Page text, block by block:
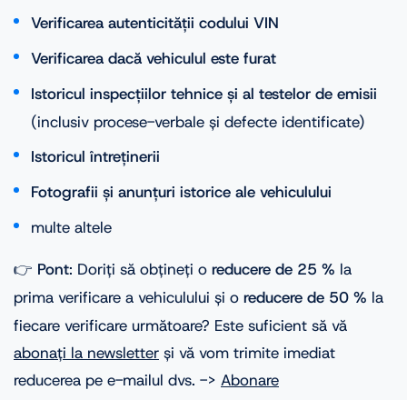
Verificarea autenticității codului VIN
Verificarea dacă vehiculul este furat
Istoricul inspecțiilor tehnice și al testelor de emisii
(inclusiv procese-verbale și defecte identificate)
Istoricul întreținerii
Fotografii și anunțuri istorice ale vehiculului
multe altele
👉 Pont: Doriți să obțineți o reducere de 25 % la
prima verificare a vehiculului și o reducere de 50 % la
fiecare verificare următoare? Este suficient să vă
abonați la newsletter și vă vom trimite imediat
reducerea pe e-mailul dvs. -> Abonare